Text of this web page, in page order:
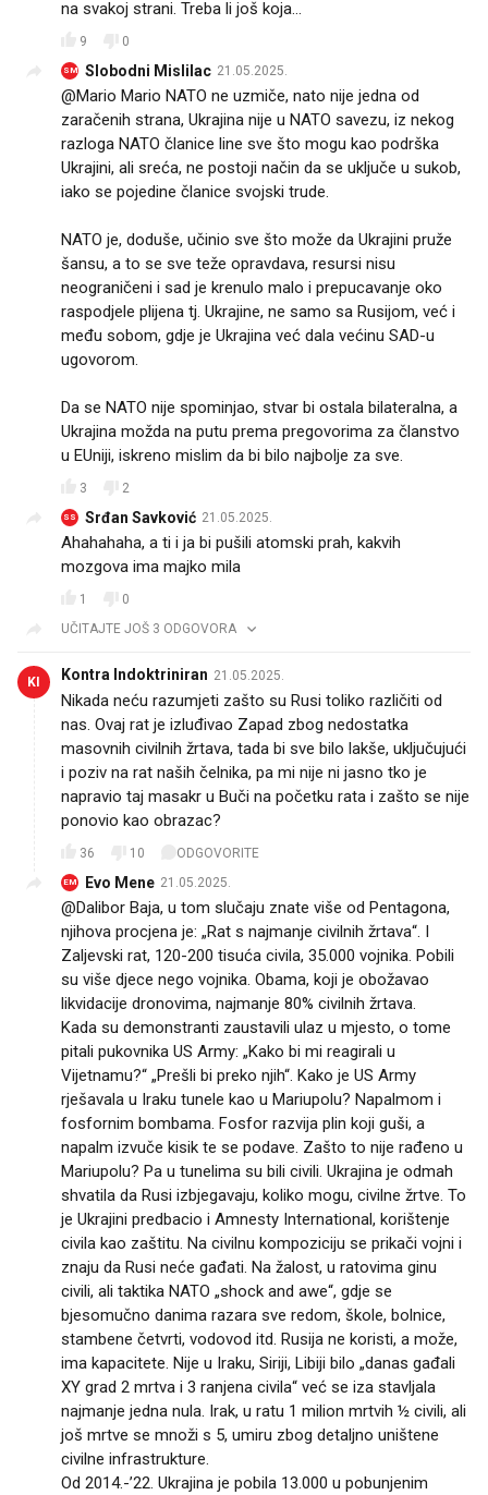
na svakoj strani. Treba li još koja...
9 0
SM Slobodni Mislilac 21.05.2025.
@Mario Mario NATO ne uzmiče, nato nije jedna od
zaračenih strana, Ukrajina nije u NATO savezu, iz nekog
razloga NATO članice line sve što mogu kao podrška
Ukrajini, ali sreća, ne postoji način da se uključe u sukob,
iako se pojedine članice svojski trude.
NATO je, doduše, učinio sve što može da Ukrajini pruže
šansu, a to se sve teže opravdava, resursi nisu
neograničeni i sad je krenulo malo i prepucavanje oko
raspodjele plijena tj. Ukrajine, ne samo sa Rusijom, već i
među sobom, gdje je Ukrajina već dala većinu SAD-u
ugovorom.
Da se NATO nije spominjao, stvar bi ostala bilateralna, a
Ukrajina možda na putu prema pregovorima za članstvo
u EUniji, iskreno mislim da bi bilo najbolje za sve.
3 2
SS Srđan Savković 21.05.2025.
Ahahahaha, a ti i ja bi pušili atomski prah, kakvih
mozgova ima majko mila
1
0
UČITAJTE JOŠ 3 ODGOVORA
KI Kontra Indoktriniran 21.05.2025.
Nikada neću razumjeti zašto su Rusi toliko različiti od
nas. Ovaj rat je izluđivao Zapad zbog nedostatka
masovnih civilnih žrtava, tada bi sve bilo lakše, uključujući
i poziv na rat naših čelnika, pa mi nije ni jasno tko je
napravio taj masakr u Buči na početku rata i zašto se nije
ponovio kao obrazac?
36 10 ODGOVORITE
EM Evo Mene 21.05.2025.
@Dalibor Baja, u tom slučaju znate više od Pentagona,
njihova procjena je: „Rat s najmanje civilnih žrtava“. I
Zaljevski rat, 120-200 tisuća civila, 35.000 vojnika. Pobili
su više djece nego vojnika. Obama, koji je obožavao
likvidacije dronovima, najmanje 80% civilnih žrtava.
Kada su demonstranti zaustavili ulaz u mjesto, o tome
pitali pukovnika US Army: „Kako bi mi reagirali u
Vijetnamu?“ „Prešli bi preko njih“. Kako je US Army
rješavala u Iraku tunele kao u Mariupolu? Napalmom i
fosfornim bombama. Fosfor razvija plin koji guši, a
napalm izvuče kisik te se podave. Zašto to nije rađeno u
Mariupolu? Pa u tunelima su bili civili. Ukrajina je odmah
shvatila da Rusi izbjegavaju, koliko mogu, civilne žrtve. To
je Ukrajini predbacio i Amnesty International, korištenje
civila kao zaštitu. Na civilnu kompoziciju se prikači vojni i
znaju da Rusi neće gađati. Na žalost, u ratovima ginu
civili, ali taktika NATO „shock and awe“, gdje se
bjesomučno danima razara sve redom, škole, bolnice,
stambene četvrti, vodovod itd. Rusija ne koristi, a može,
ima kapacitete. Nije u Iraku, Siriji, Libiji bilo „danas gađali
XY grad 2 mrtva i 3 ranjena civila“ već se iza stavljala
najmanje jedna nula. Irak, u ratu 1 milion mrtvih ½ civili, ali
još mrtve se množi s 5, umiru zbog detaljno uništene
civilne infrastrukture.
Od 2014.-’22. Ukrajina je pobila 13.000 u pobunjenim